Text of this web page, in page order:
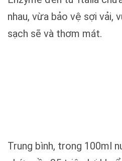
nhau, vừa bảo vệ sợi vải,
sạch sẽ và thơm mát.
Trung bình, trong 100ml